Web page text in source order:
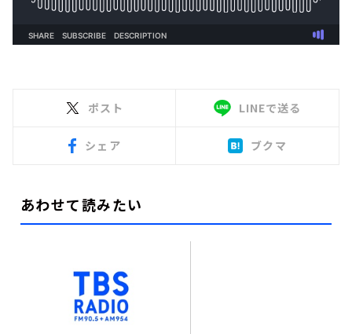
ポスト LINEで送る
シェア ブクマ
あわせて読みたい